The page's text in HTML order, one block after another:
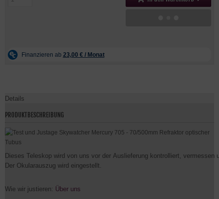
Details
PRODUKTBESCHREIBUNG
Dieses Teleskop wird von uns vor der Auslieferung kontrolliert, vermessen
Der Okularauszug wird eingestellt.
Wie wir justieren: Über uns